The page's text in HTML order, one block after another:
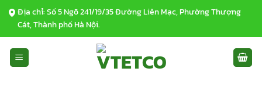
Bỏ
qua
nội
dung
Địa chỉ: Số 5 Ngõ 241/19/35 Đường Liên Mạc, Phường Thượng
Cát, Thành phố Hà Nội.